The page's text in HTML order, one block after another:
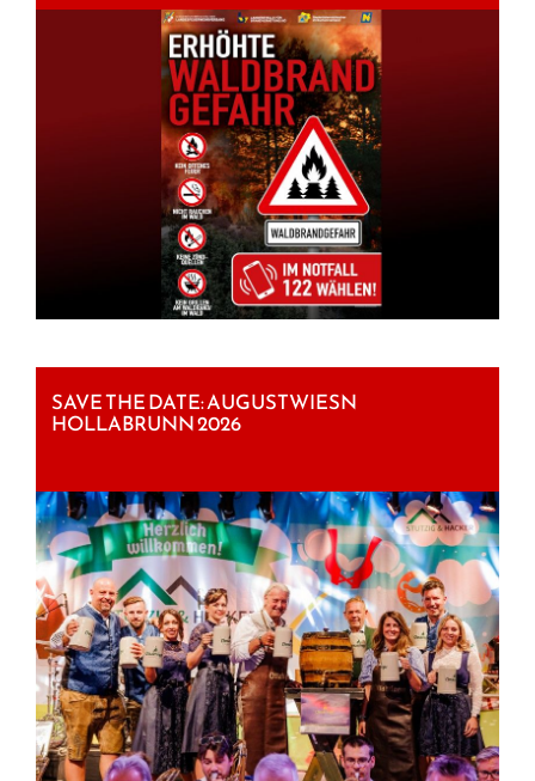
SAVE THE DATE: AUGUSTWIESN
HOLLABRUNN 2026